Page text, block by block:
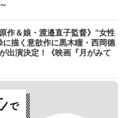
作＆娘・渡邉直子監督》“女性
に描く意欲作に黒木瞳・西岡德
出演決定！《映画『月がみて